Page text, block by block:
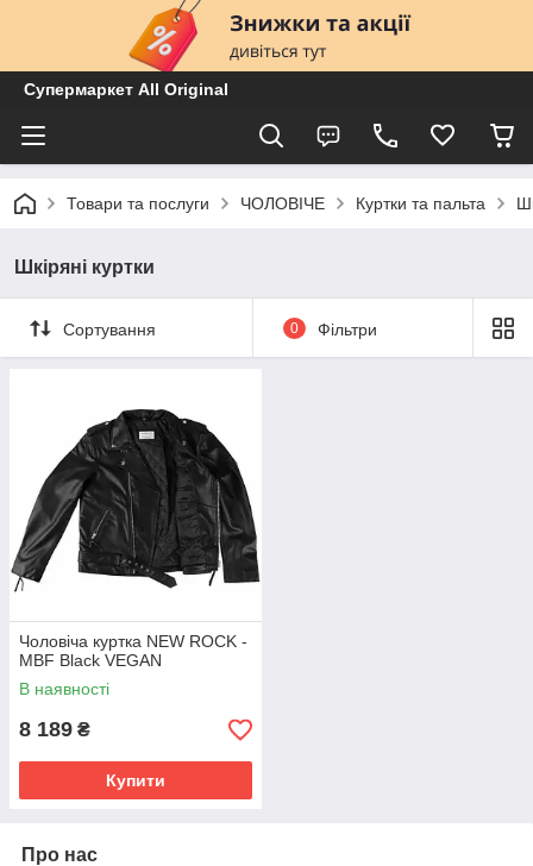
Супермаркет All Original
Товари та послуги ЧОЛОВІЧЕ Куртки та пальта
Шкіряні куртки
Сортування 0 Фільтри
Чоловіча куртка NEW ROCK -
MBF Black VEGAN
В наявності
8 189 ₴
Купити
Про нас